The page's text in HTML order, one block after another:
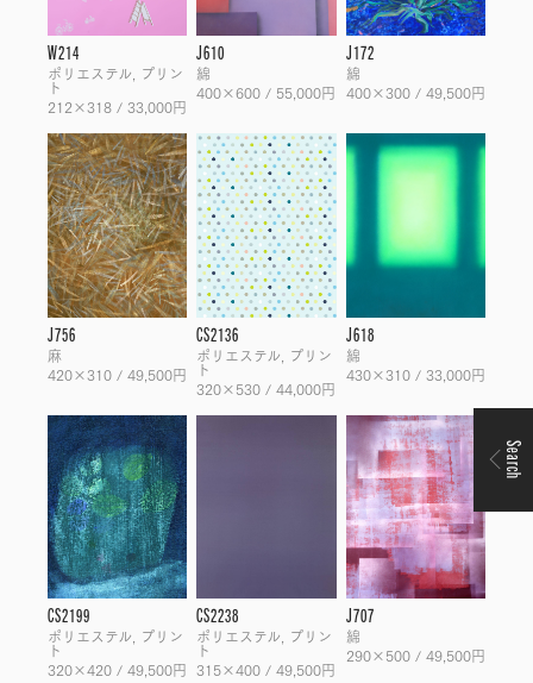
W214
ポリエステル, プリン
ト
212×318 / 33,000円
J610
綿
400×600 / 55,000円
J172
綿
400×300 / 49,500円
J756
麻
420×310 / 49,500円
CS2136
ポリエステル, プリン
ト
320×530 / 44,000円
J618
綿
430×310 / 33,000円
CS2199
ポリエステル, プリン
ト
320×420 / 49,500円
CS2238
ポリエステル, プリン
ト
315×400 / 49,500円
J707
綿
290×500 / 49,500円
Search